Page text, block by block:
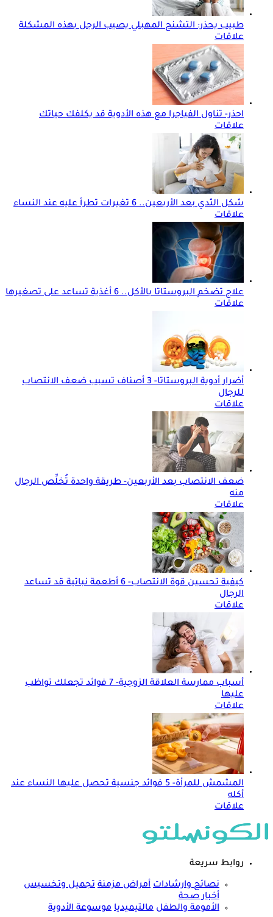
طبيب يحذر: التشنج المهبلي يصيب الرجل بهذه المشكلة
علاقات
احذر- تناول الفياجرا مع هذه الأدوية قد يكلفك حياتك
علاقات
شكل الثدي بعد الأربعين.. 6 تغيرات تطرأ عليه عند النساء
علاقات
علاج تضخم البروستاتا بالأكل.. 6 أغذية تساعد على تصغيرها
علاقات
أضرار أدوية البروستاتا- 3 أصناف تسبب ضعف الانتصاب
للرجال
علاقات
ضعف الانتصاب بعد الأربعين- طريقة واحدة تُخلِّص الرجال
منه
علاقات
كيفية تحسين قوة الانتصاب- 6 أطعمة نباتية قد تساعد
الرجال
علاقات
أسباب ممارسة العلاقة الزوجية- 7 فوائد تجعلك تواظب
عليها
علاقات
المشمش للمرأة- 5 فوائد جنسية تحصل عليها النساء عند
أكله
علاقات
روابط سريعة
نصائح وارشادات أمراض مزمنة تجميل وتخسيس
أخبار صحة
الأمومة والطفل مالتيميديا موسوعة الأدوية